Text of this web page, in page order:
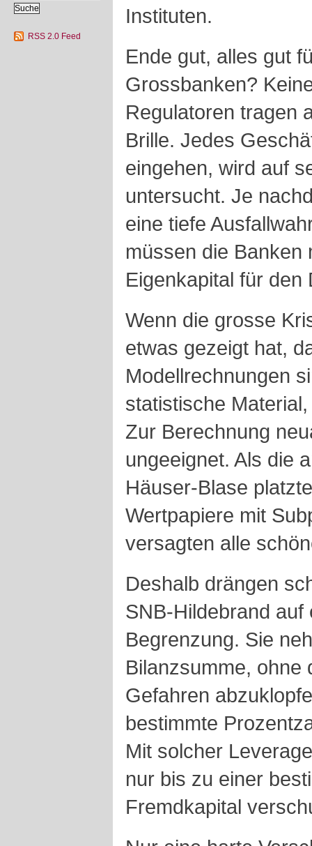
RSS 2.0 Feed
Instituten.
Ende gut, alles gut
Grossbanken?
Regulatoren tragen
Brille. Jedes
eingehen, wird auf
untersucht. Je
eine tiefe
müssen die Banken
Eigenkapital für den
Wenn die grosse
etwas gezeigt hat,
Modellrechnungen
statistische
Zur Berechnung
ungeeignet. Als die
Häuser-Blase
Wertpapiere mit
versagten alle
Deshalb drängen
SNB-Hildebrand
Begrenzung. Sie
Bilanzsumme, ohne
Gefahren
bestimmte
Mit solcher
nur bis zu einer
Fremdkapital